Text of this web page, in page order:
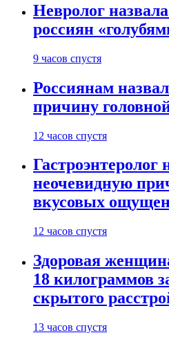
Невролог
россиян
9 часов спустя
Россиянам
причину
12 часов спустя
Гастроэнтеролог
неочевидную
вкусовых
12 часов спустя
Здоровая
18 килограммов
скрытого
13 часов спустя